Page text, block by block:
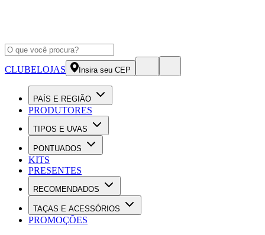
CLUBELOJAS Insira seu CEP
PAÍS E REGIÃO
PRODUTORES
TIPOS E UVAS
PONTUADOS
KITS
PRESENTES
RECOMENDADOS
TAÇAS E ACESSÓRIOS
PROMOÇÕES